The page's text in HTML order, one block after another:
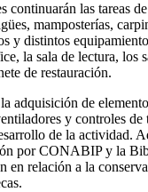
continuarán las tareas
mamposterías,
y distintos
la sala de lectura, los
de restauración.
adquisición de
y controles de
de la actividad.
por CONABIP y la
en relación a la